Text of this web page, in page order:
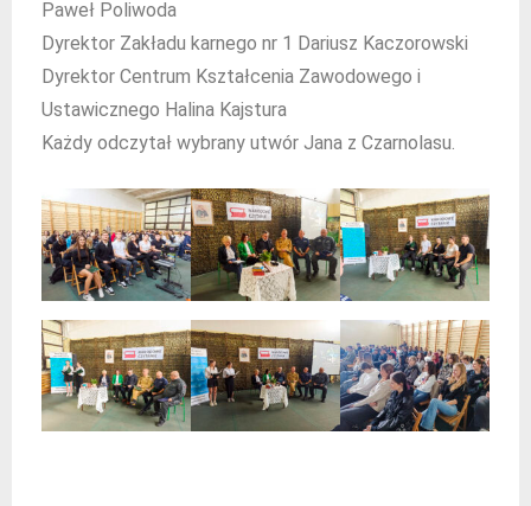
Paweł Poliwoda
Dyrektor Zakładu karnego nr 1 Dariusz Kaczorowski
Dyrektor Centrum Kształcenia Zawodowego i
Ustawicznego Halina Kajstura
Każdy odczytał wybrany utwór Jana z Czarnolasu.